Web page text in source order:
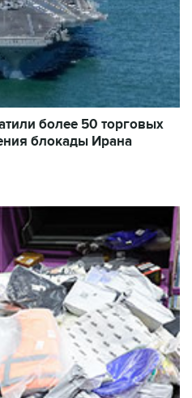
более 50 торговых
блокады Ирана